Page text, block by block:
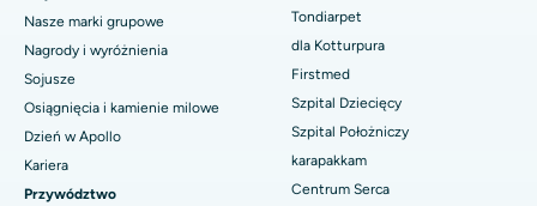
Znajdź dermatologa
Znajdź urologa
Najlepszy szpital w Tondiarpet, Chennai
Najlepszy szpital w Kotturpuram, Chennai
Najlepszy szpital na Kovai Road, Karur
Najlepszy szpital w Karapakkam, Chennai
Korekcja nosa
Liposukcja
Angiogram wieńcowy
Wymiana przezcewnikowej zastawki aortalnej
Nasze marki grupowe
Nagrody i wyróżnienia
Sojusze
Osiągnięcia i kamienie milowe
Dzień w Apollo
Kariera
Przywództwo
Tondiarpet
dla Kotturpura
Firstmed
Szpital Dziecięcy
Szpital Położniczy
karapakkam
Centrum Serca